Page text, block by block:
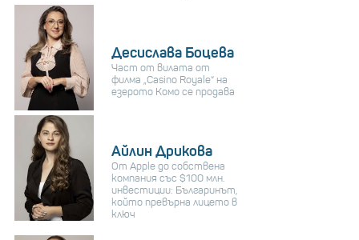
Десислава Боцева
Част от вилата от
филма „Casino Royale“ на
езерото Комо се продава
Айлин Дрикова
От Apple до собствена
компания със $100 млн.
инвестиции: Българинът,
който превърна лицето в
ключ